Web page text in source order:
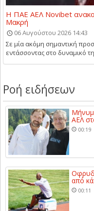
Η ΠΑΕ ΑΕΛ Novibet
Μακρή
06 Αυγούστου 2026 14:43
Σε μία ακόμη σημαντική
εντάσσοντας στο δυναμικό
Ροή ειδήσεων
ΑΕΛ
00:19
από
00:11